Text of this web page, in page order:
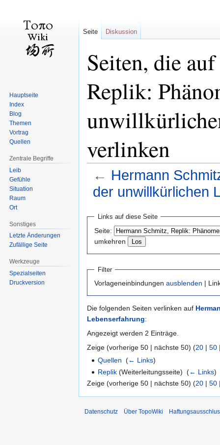
Seiten, die
Replik:
verlinken
← Hermann
der unwillkürlichen
Navigation
springen
springen
Links auf diese Seite
Seite:
umkehren
Filter
Vorlageneinbindungen ausblenden |
Die folgenden Seiten verlinken auf
Lebenserfahrung:
Angezeigt werden 2 Einträge.
Zeige (vorherige 50 | nächste 50) (20 | 50
Quellen ‎(← Links)
Replik (Weiterleitungsseite) ‎(← Links)
Zeige (vorherige 50 | nächste 50) (20 | 50
Seite Diskussion
Hauptseite
Index
Blog
Themen
Vortrag
Quellen
Zentrale Begriffe
Leib
Gefühle
Situation
Raum
Ort
Sonstiges
Letzte Änderungen
Zufällige Seite
Werkzeuge
Spezialseiten
Druckversion
Datenschutz Über TopoWiki